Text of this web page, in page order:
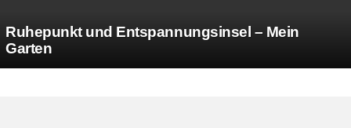
Ruhepunkt und Entspannungsinsel – Mein
Garten